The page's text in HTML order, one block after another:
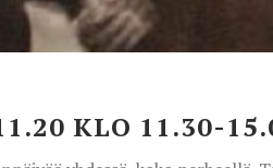
KLO 11.30-